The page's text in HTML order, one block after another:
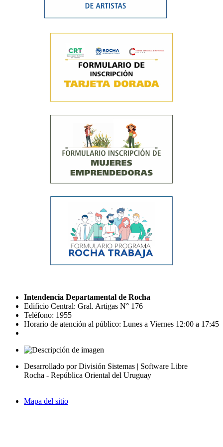
Intendencia Departamental de Rocha
Edificio Central: Gral. Artigas N° 176
Teléfono: 1955
Horario de atención al público: Lunes a Viernes 12:00 a 17:45
Desarrollado por División Sistemas | Software Libre
Rocha - República Oriental del Uruguay
Mapa del sitio